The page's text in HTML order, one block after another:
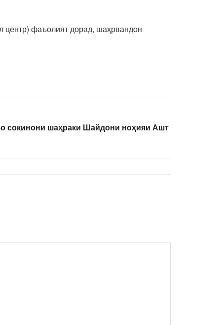
центр) фаъолият дорад, шаҳрвандон
сокинони шаҳраки Шайдони ноҳияи Ашт